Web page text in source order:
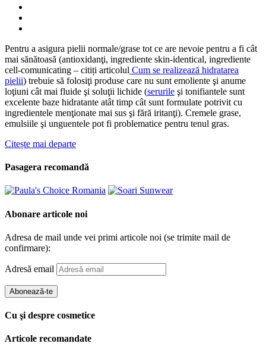
Pentru a asigura pielii normale/grase tot ce are nevoie pentru a fi cât
mai sănătoasă (antioxidanţi, ingrediente skin-identical, ingrediente
cell-comunicating – citiți articolul Cum se realizează hidratarea
pielii) trebuie să folosiţi produse care nu sunt emoliente şi anume
loţiuni cât mai fluide şi soluţii lichide (serurile şi tonifiantele sunt
excelente baze hidratante atât timp cât sunt formulate potrivit cu
ingredientele menţionate mai sus şi fără iritanţi). Cremele grase,
emulsiile şi unguentele pot fi problematice pentru tenul gras.
Citește mai departe
Pasagera recomandă
Abonare articole noi
Adresa de mail unde vei primi articole noi (se trimite mail de
confirmare):
Adresă email
Abonează-te
Cu şi despre cosmetice
Articole recomandate